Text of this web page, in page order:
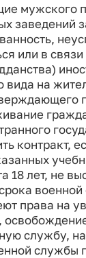
мужского
заведений
или в
вида на
контракт,
18 лет, не
права на
службу,
службы